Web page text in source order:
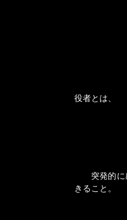
役者とは、
突発的に感
きること。